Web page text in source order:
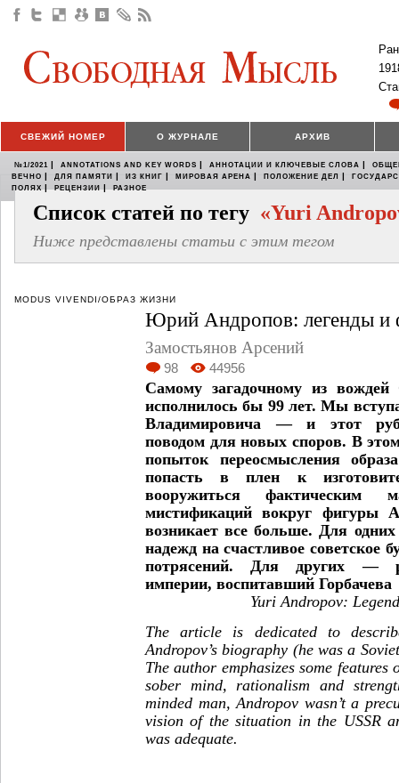
СВЕЖИЙ НОМЕР О ЖУРНАЛЕ АРХИВ
№1/2021 | ANNOTATIONS AND KEY WORDS | АННОТАЦИИ И КЛЮЧЕВЫЕ СЛОВА |
ВЕЧНО | ДЛЯ ПАМЯТИ | ИЗ КНИГ | МИРОВАЯ АРЕНА | ПОЛОЖЕНИЕ ДЕЛ |
ПОЛЯХ | РЕЦЕНЗИИ | РАЗНОЕ
Список статей по тегу «Yuri
Ниже представлены статьи с этим тегом
MODUS VIVENDI/ОБРАЗ ЖИЗНИ
Юрий Андропов: легенды и
Замостьянов Арсений
98 44956
Самому загадочному из
исполнилосьбы 99 лет. Мы
Владимировича — и этот
поводом для новых споров. В
попыток переосмысления
попасть в плен к
вооружиться фактическим
мистификаций вокруг фигуры
возникает все больше. Для
надежд на счастливое советское
потрясений. Для других —
империи, воспитавший Горбачева
Yuri Andropov:
The article is dedicated to
Andropov’s biography (he was a
The author emphasizes some features
sober mind, rationalism and
minded man, Andropov wasn’t a
vision of the situation in the USSR
was adequate.